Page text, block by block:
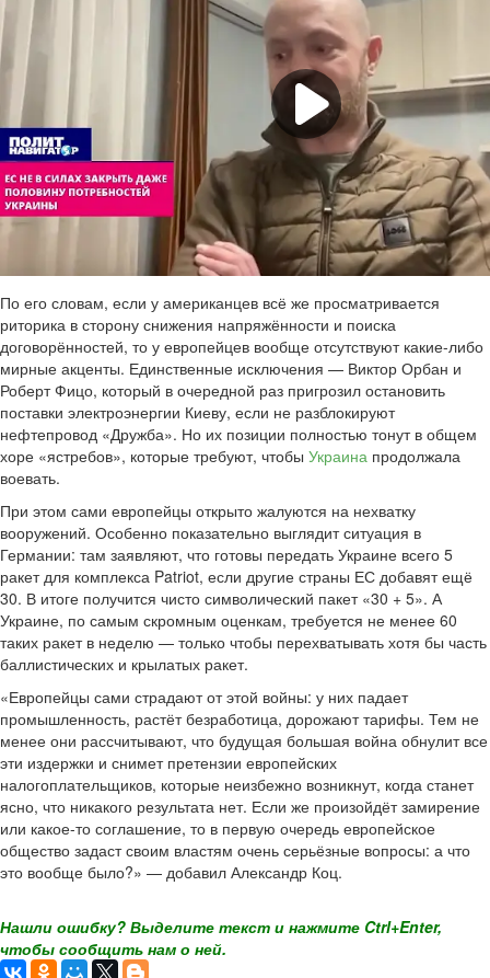
По его словам, если у американцев всё же просматривается
риторика в сторону снижения напряжённости и поиска
договорённостей, то у европейцев вообще отсутствуют какие-либо
мирные акценты. Единственные исключения — Виктор Орбан и
Роберт Фицо, который в очередной раз пригрозил остановить
поставки электроэнергии Киеву, если не разблокируют
нефтепровод «Дружба». Но их позиции полностью тонут в общем
хоре «ястребов», которые требуют, чтобы Украина продолжала
воевать.
При этом сами европейцы открыто жалуются на нехватку
вооружений. Особенно показательно выглядит ситуация в
Германии: там заявляют, что готовы передать Украине всего 5
ракет для комплекса Patriot, если другие страны ЕС добавят ещё
30. В итоге получится чисто символический пакет «30 + 5». А
Украине, по самым скромным оценкам, требуется не менее 60
таких ракет в неделю — только чтобы перехватывать хотя бы часть
баллистических и крылатых ракет.
«Европейцы сами страдают от этой войны: у них падает
промышленность, растёт безработица, дорожают тарифы. Тем не
менее они рассчитывают, что будущая большая война обнулит все
эти издержки и снимет претензии европейских
налогоплательщиков, которые неизбежно возникнут, когда станет
ясно, что никакого результата нет. Если же произойдёт замирение
или какое-то соглашение, то в первую очередь европейское
общество задаст своим властям очень серьёзные вопросы: а что
это вообще было?» — добавил Александр Коц.
Нашли ошибку? Выделите текст и нажмите Ctrl+Enter,
чтобы сообщить нам о ней.